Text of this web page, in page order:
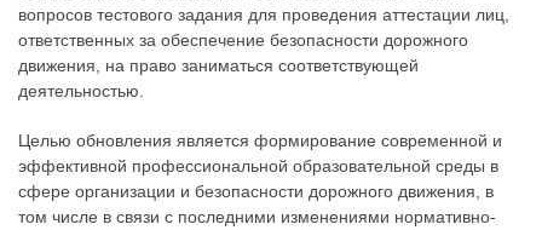
вопросов тестового задания для проведения аттестации лиц,
ответственных за обеспечение безопасности дорожного
движения, на право заниматься соответствующей
деятельностью.
Целью обновления является формирование современной и
эффективной профессиональной образовательной среды в
сфере организации и безопасности дорожного движения, в
том числе в связи с последними изменениями нормативно-